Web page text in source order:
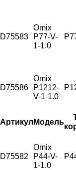
D75583
Omix
P77-V-
1-1.0
D75586
Omix
P1212-
V-1-1.0
Артикул Модель
D75582
Omix
P44-V-
1-1.0